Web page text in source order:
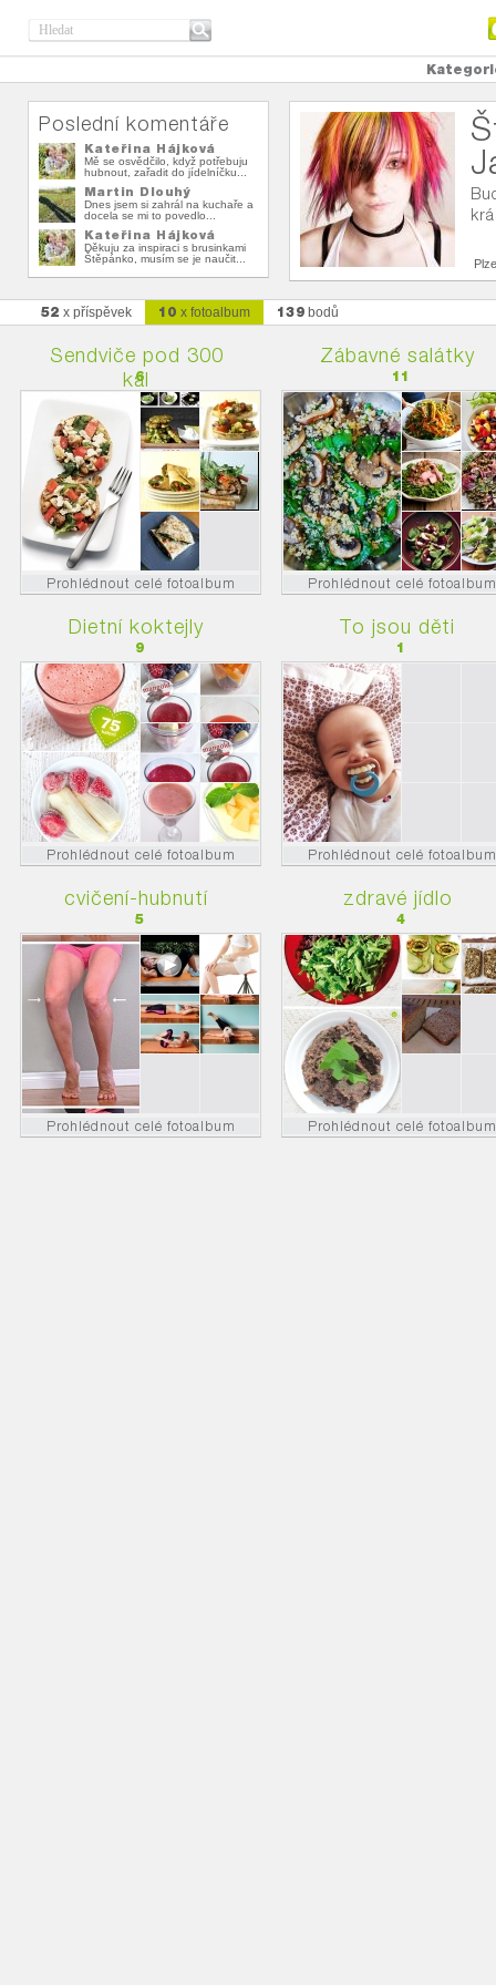
Poslední komentáře
Kateřina Hájková
Mě se osvědčilo, když potřebuju
hubnout, zařadit do jídelníčku...
Martin Dlouhý
Dnes jsem si zahrál na kuchaře a
docela se mi to povedlo...
Kateřina Hájková
Děkuju za inspiraci s brusinkami
Štěpánko, musím se je naučit...
52 x příspěvek 10 x fotoalbum 139 bodů
Sendviče pod 300
kal
6
Prohlédnout celé fotoalbum
Zábavné salátky
11
Prohlédnout celé fotoalbum
Dietní koktejly
9
Prohlédnout celé fotoalbum
To jsou děti
1
Prohlédnout celé fotoalbum
cvičení-hubnutí
5
Prohlédnout celé fotoalbum
zdravé jídlo
4
Prohlédnout celé fotoalbum